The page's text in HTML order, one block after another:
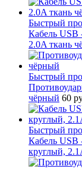
Быстрый
Кабель USB
2.0A ткань
Быстрый
чёрный 60
Быстрый
Кабель USB
круглый,